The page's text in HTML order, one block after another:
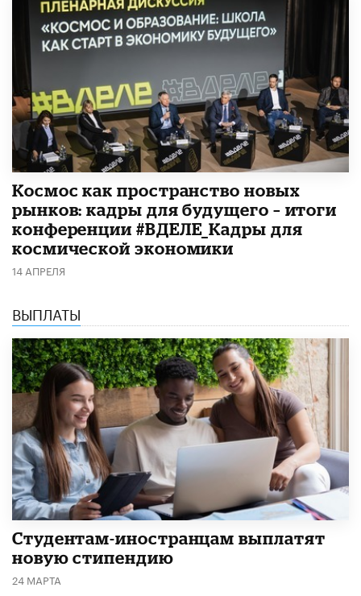
Космос как пространство новых
рынков: кадры для будущего – итоги
конференции #ВДЕЛЕ_Кадры для
космической экономики
14 АПРЕЛЯ
ВЫПЛАТЫ
Студентам-иностранцам выплатят
новую стипендию
24 МАРТА